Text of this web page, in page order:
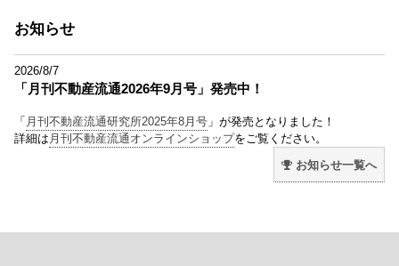
お知らせ
2026/8/7
「月刊不動産流通2026年9月号」発売中！
「 月刊不動産流通研究所2025年8月号 」が発売となりました！
詳細は 月刊不動産流通オンラインショップをご覧ください。
お知らせ一覧へ